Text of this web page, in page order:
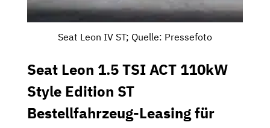
Seat Leon IV ST; Quelle: Pressefoto
Seat Leon 1.5 TSI ACT 110kW
Style Edition ST
Bestellfahrzeug-Leasing für